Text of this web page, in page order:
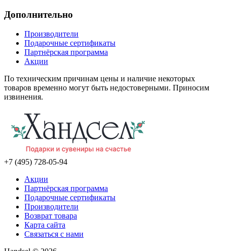
Дополнительно
Производители
Подарочные сертификаты
Партнёрская программа
Акции
По техническим причинам цены и наличие некоторых
товаров временно могут быть недостоверными. Приносим
извинения.
+7 (495) 728-05-94
Акции
Партнёрская программа
Подарочные сертификаты
Производители
Возврат товара
Карта сайта
Связаться с нами